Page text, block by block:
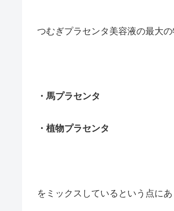
つむぎプラセンタ美容液の最大
・馬プラセンタ
・植物プラセンタ
をミックスしているという点にあ